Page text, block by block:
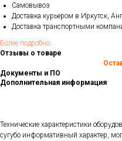
Самовывоз
Доставка курьером в Иркутск,
Доставка транспортными
Более подробно...
Отзывы о товаре
Документы и ПО
Дополнительная информация
Технические характеристики
сугубо информативный характер,